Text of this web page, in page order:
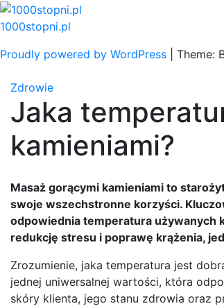
Skip
to
1000stopni.pl
Proudly powered by WordPress
Theme:
Zdrowie
Jaka
kamieniami?
Masaż gorącymi kamieniami to
swoje wszechstronne korzyści.
odpowiednia temperatura używanych
redukcję stresu i poprawę krążenia,
Zrozumienie, jaka temperatura jest
jednej uniwersalnej wartości, która
skóry klienta, jego stanu zdrowia oraz